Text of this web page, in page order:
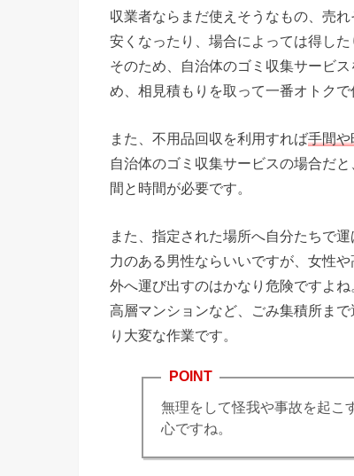
収業者ならまだ使えそうなもの、売
安くなったり、場合によっては得した
そのため、自治体のゴミ収集サービ
め、相見積もりを取って一番オトク
また、不用品回収を利用すれば手間や
自治体のゴミ収集サービスの場合だ
間と時間が必要です。
また、指定された場所へ自分たちで
力のある男性ならいいですが、女性
外へ運び出すのはかなり危険ですよね
高層マンションなど、ごみ集積所ま
り大変な作業です。
POINT
無理をして怪我や事故を起こ
心ですね。